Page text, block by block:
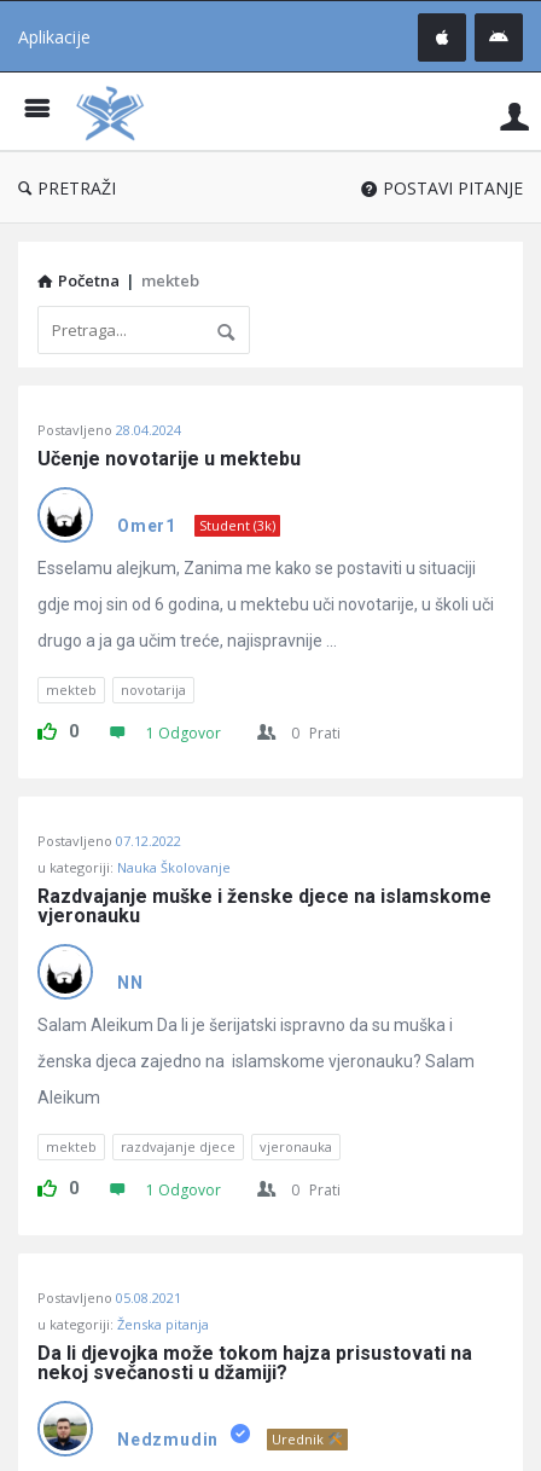
Aplikacije
®
PRETRAŽI POSTAVI PITANJE
Početna | mekteb
Učene
Latest
Pitanja
Postavljeno 28.04.2024
Učenje novotarije u mektebu
Omer1 Student (3k)
Esselamu alejkum, Zanima me kako se postaviti u situaciji
gdje moj sin od 6 godina, u mektebu uči novotarije, u školi uči
drugo a ja ga učim treće, najispravnije ...
mekteb novotarija
0 1 Odgovor 0 Prati
Postavljeno 07.12.2022
u kategoriji: Nauka Školovanje
Razdvajanje muške i ženske djece na islamskome
vjeronauku
NN
Salam Aleikum Da li je šerijatski ispravno da su muška i
ženska djeca zajedno na islamskome vjeronauku? Salam
Aleikum
mekteb razdvajanje djece vjeronauka
0 1 Odgovor 0 Prati
Postavljeno 05.08.2021
u kategoriji: Ženska pitanja
Da li djevojka može tokom hajza prisustovati na
nekoj svečanosti u džamiji?
Nedzmudin Urednik